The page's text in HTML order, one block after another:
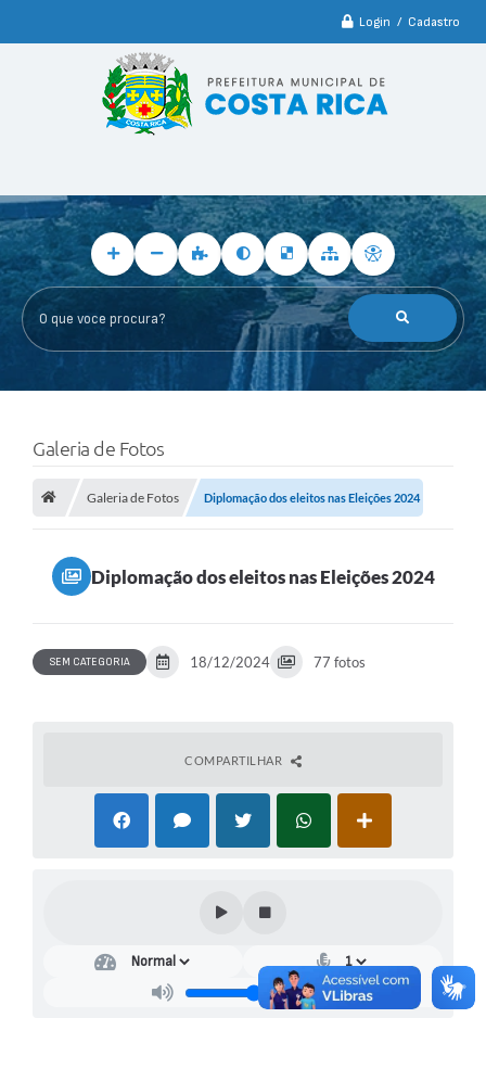
Login / Cadastro
O que voce procura?
Galeria de Fotos
Galeria de Fotos Diplomação dos eleitos nas Eleições 2024
Diplomação dos eleitos nas Eleições 2024
SEM CATEGORIA 18/12/2024 77 fotos
COMPARTILHAR